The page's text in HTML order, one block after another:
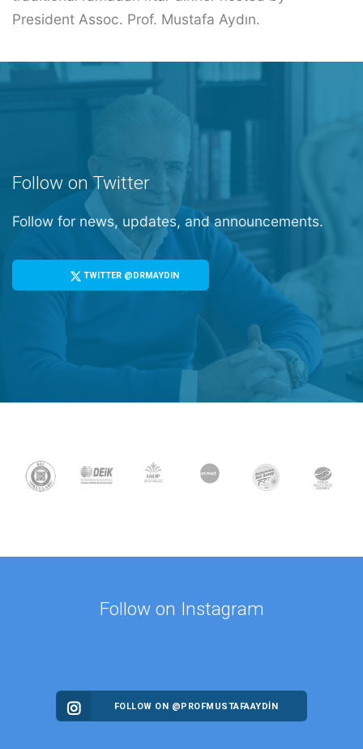
President Assoc. Prof. Mustafa Aydın.
Follow on Twitter
Follow for news, updates, and announcements.
TWITTER @DRMAYDIN
Follow on Instagram
FOLLOW ON @PROFMUSTAFAAYDIN